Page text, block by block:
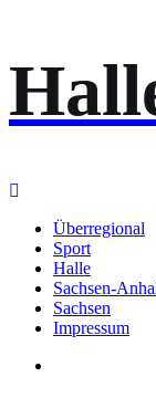
Inhalt
springen
Überregional
Sport
Halle
Sachsen-
Sachsen
Impressum